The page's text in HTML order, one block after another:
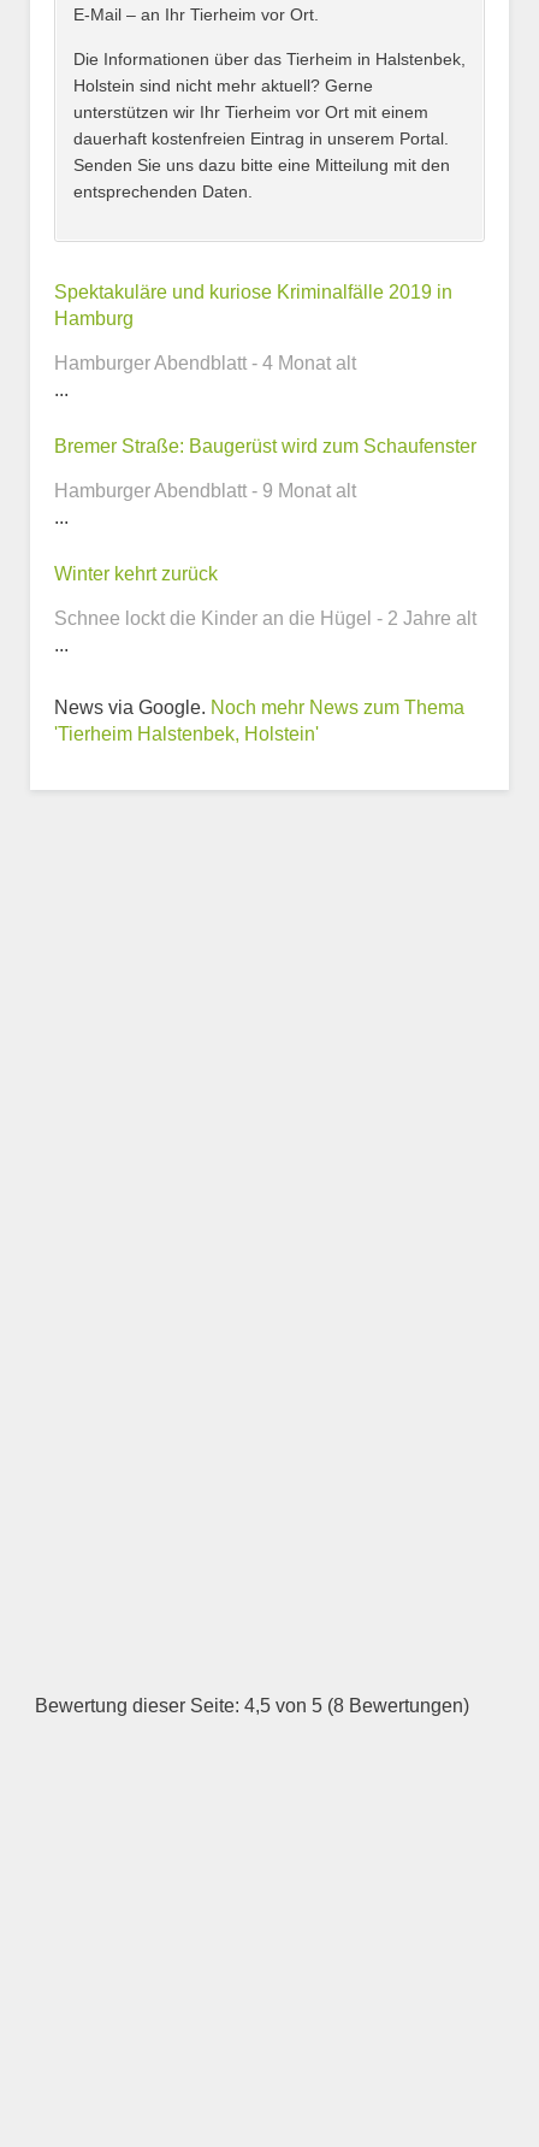
Kontaktmöglichkeiten
E-Mail-Adresse
Webseite
Weitere Informationen
E-Mail – an Ihr Tierheim vor Ort.
Die Informationen über das Tierheim in Halstenbek,
Holstein sind nicht mehr aktuell? Gerne
unterstützen wir Ihr Tierheim vor Ort mit einem
dauerhaft kostenfreien Eintrag in unserem Portal.
Senden Sie uns dazu bitte eine Mitteilung mit den
entsprechenden Daten.
Spektakuläre und kuriose Kriminalfälle 2019 in
Hamburg
Hamburger Abendblatt - 4 Monat alt
...
Bremer Straße: Baugerüst wird zum Schaufenster
Hamburger Abendblatt - 9 Monat alt
...
Winter kehrt zurück
Schnee lockt die Kinder an die Hügel - 2 Jahre alt
...
News via Google. Noch mehr News zum Thema
'Tierheim Halstenbek, Holstein'
Bewertung dieser Seite: 4,5 von 5 (8 Bewertungen)